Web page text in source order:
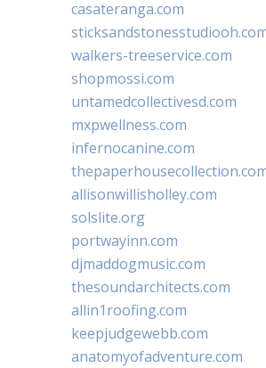
casateranga.com
walkers-treeservice.com
shopmossi.com
untamedcollectivesd.com
mxpwellness.com
infernocanine.com
allisonwillisholley.com
solslite.org
portwayinn.com
djmaddogmusic.com
thesoundarchitects.com
allin1roofing.com
keepjudgewebb.com
anatomyofadventure.com